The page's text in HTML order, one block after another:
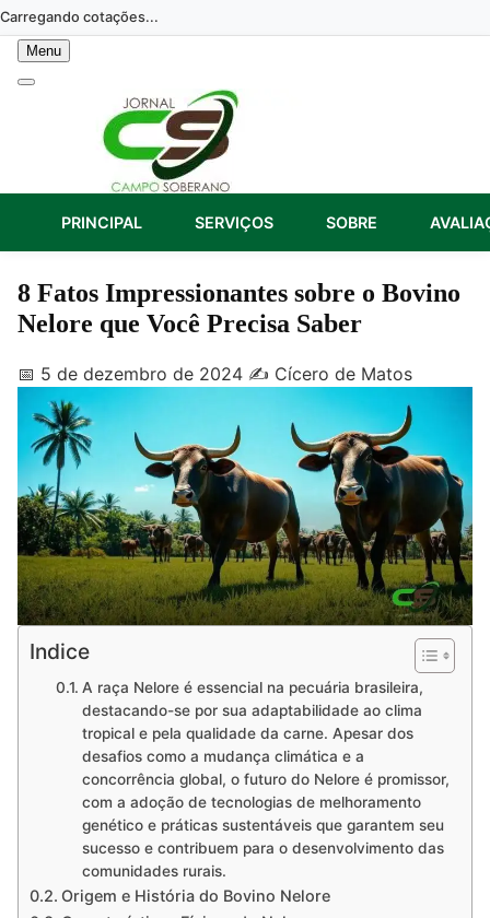
Skip
to
content
Carregando cotações...
Menu
PRINCIPAL SERVIÇOS SOBRE
8 Fatos Impressionantes sobre o Bovino
Nelore que Você Precisa Saber
📅 5 de dezembro de 2024 ✍️ Cícero de Matos
Indice
A raça Nelore é essencial na pecuária brasileira,
destacando-se por sua adaptabilidade ao clima
tropical e pela qualidade da carne. Apesar dos
desafios como a mudança climática e a
concorrência global, o futuro do Nelore é promissor,
com a adoção de tecnologias de melhoramento
genético e práticas sustentáveis que garantem seu
sucesso e contribuem para o desenvolvimento das
comunidades rurais.
Origem e História do Bovino Nelore